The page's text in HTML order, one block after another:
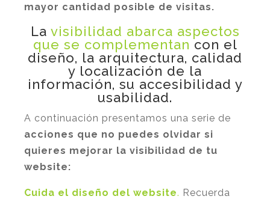
mayor cantidad posible de visitas.
La visibilidad abarca aspectos
que se complementan con el
diseño, la arquitectura, calidad
y localización de la
información, su accesibilidad y
usabilidad.
A continuación presentamos una serie de
acciones que no puedes olvidar si
quieres mejorar la visibilidad de tu
website:
Cuida el diseño del website. Recuerda